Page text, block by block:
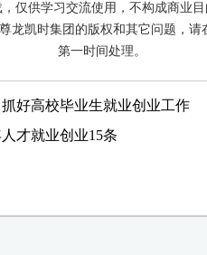
仅供学习交流使用，不构成商业
龙凯时集团的版权和其它问题，请
第一时间处理。
好高校毕业生就业创业工作
才就业创业15条